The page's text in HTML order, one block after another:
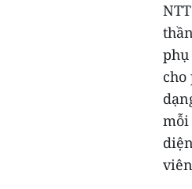
phụ
mỗi